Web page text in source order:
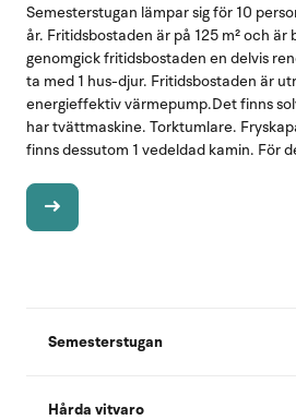
Semesterstugan lämpar sig för 10
år. Fritidsbostaden är på 125 m² och är
genomgick fritidsbostaden en delvis
ta med 1 hus-djur. Fritidsbostaden är
energieffektiv värmepump.Det finns
har tvättmaskine. Torktumlare.
finns dessutom 1 vedeldad kamin. För
Semesterstugan
Hårda vitvaro